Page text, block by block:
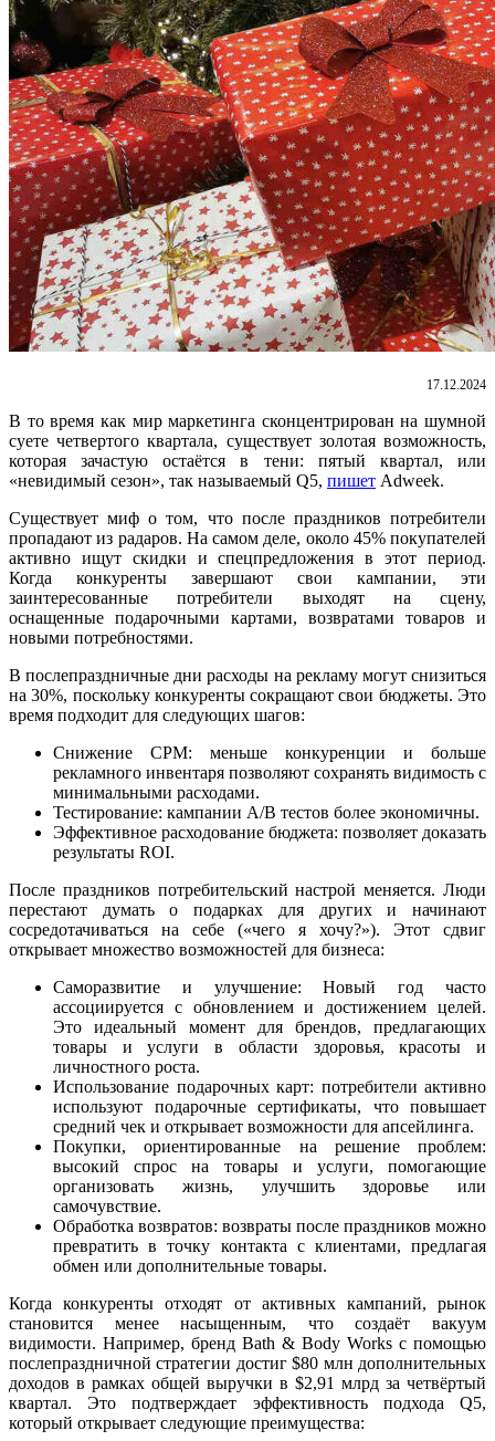
17.12.2024
В то время как мир маркетинга сконцентрирован на шумной
суете четвертого квартала, существует золотая возможность,
которая зачастую остаётся в тени: пятый квартал, или
«невидимый сезон», так называемый Q5, пишет Adweek.
Существует миф о том, что после праздников потребители
пропадают из радаров. На самом деле, около 45% покупателей
активно ищут скидки и спецпредложения в этот период.
Когда конкуренты завершают свои кампании, эти
заинтересованные потребители выходят на сцену,
оснащенные подарочными картами, возвратами товаров и
новыми потребностями.
В послепраздничные дни расходы на рекламу могут снизиться
на 30%, поскольку конкуренты сокращают свои бюджеты. Это
время подходит для следующих шагов:
Снижение CPM: меньше конкуренции и больше
рекламного инвентаря позволяют сохранять видимость с
минимальными расходами.
Тестирование: кампании A/B тестов более экономичны.
Эффективное расходование бюджета: позволяет доказать
результаты ROI.
После праздников потребительский настрой меняется. Люди
перестают думать о подарках для других и начинают
сосредотачиваться на себе («чего я хочу?»). Этот сдвиг
открывает множество возможностей для бизнеса:
Саморазвитие и улучшение: Новый год часто
ассоциируется с обновлением и достижением целей.
Это идеальный момент для брендов, предлагающих
товары и услуги в области здоровья, красоты и
личностного роста.
Использование подарочных карт: потребители активно
используют подарочные сертификаты, что повышает
средний чек и открывает возможности для апсейлинга.
Покупки, ориентированные на решение проблем:
высокий спрос на товары и услуги, помогающие
организовать жизнь, улучшить здоровье или
самочувствие.
Обработка возвратов: возвраты после праздников можно
превратить в точку контакта с клиентами, предлагая
обмен или дополнительные товары.
Когда конкуренты отходят от активных кампаний, рынок
становится менее насыщенным, что создаёт вакуум
видимости. Например, бренд Bath & Body Works с помощью
послепраздничной стратегии достиг $80 млн дополнительных
доходов в рамках общей выручки в $2,91 млрд за четвёртый
квартал. Это подтверждает эффективность подхода Q5,
который открывает следующие преимущества: